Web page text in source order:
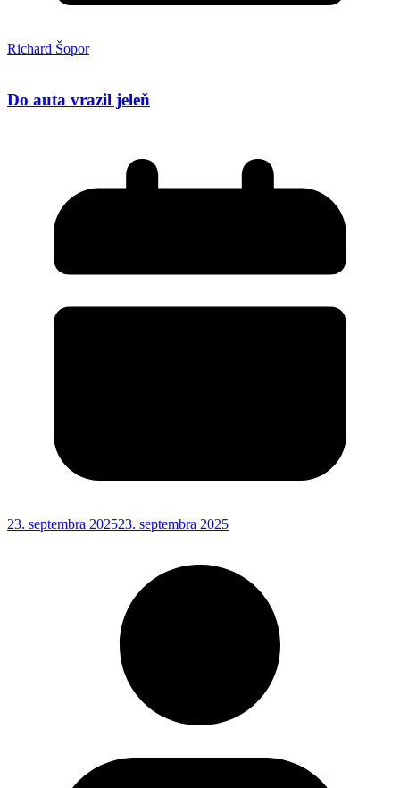
Richard Šopor
Do auta vrazil jeleň
23. septembra 202523. septembra 2025